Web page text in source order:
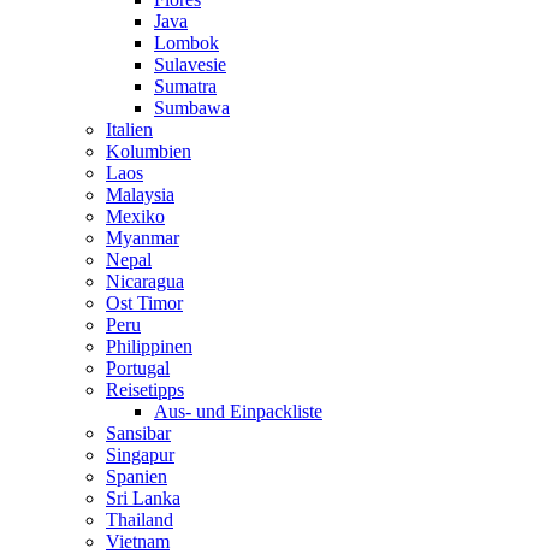
Java
Lombok
Sulavesie
Sumatra
Sumbawa
Italien
Kolumbien
Laos
Malaysia
Mexiko
Myanmar
Nepal
Nicaragua
Ost Timor
Peru
Philippinen
Portugal
Reisetipps
Aus- und Einpackliste
Sansibar
Singapur
Spanien
Sri Lanka
Thailand
Vietnam